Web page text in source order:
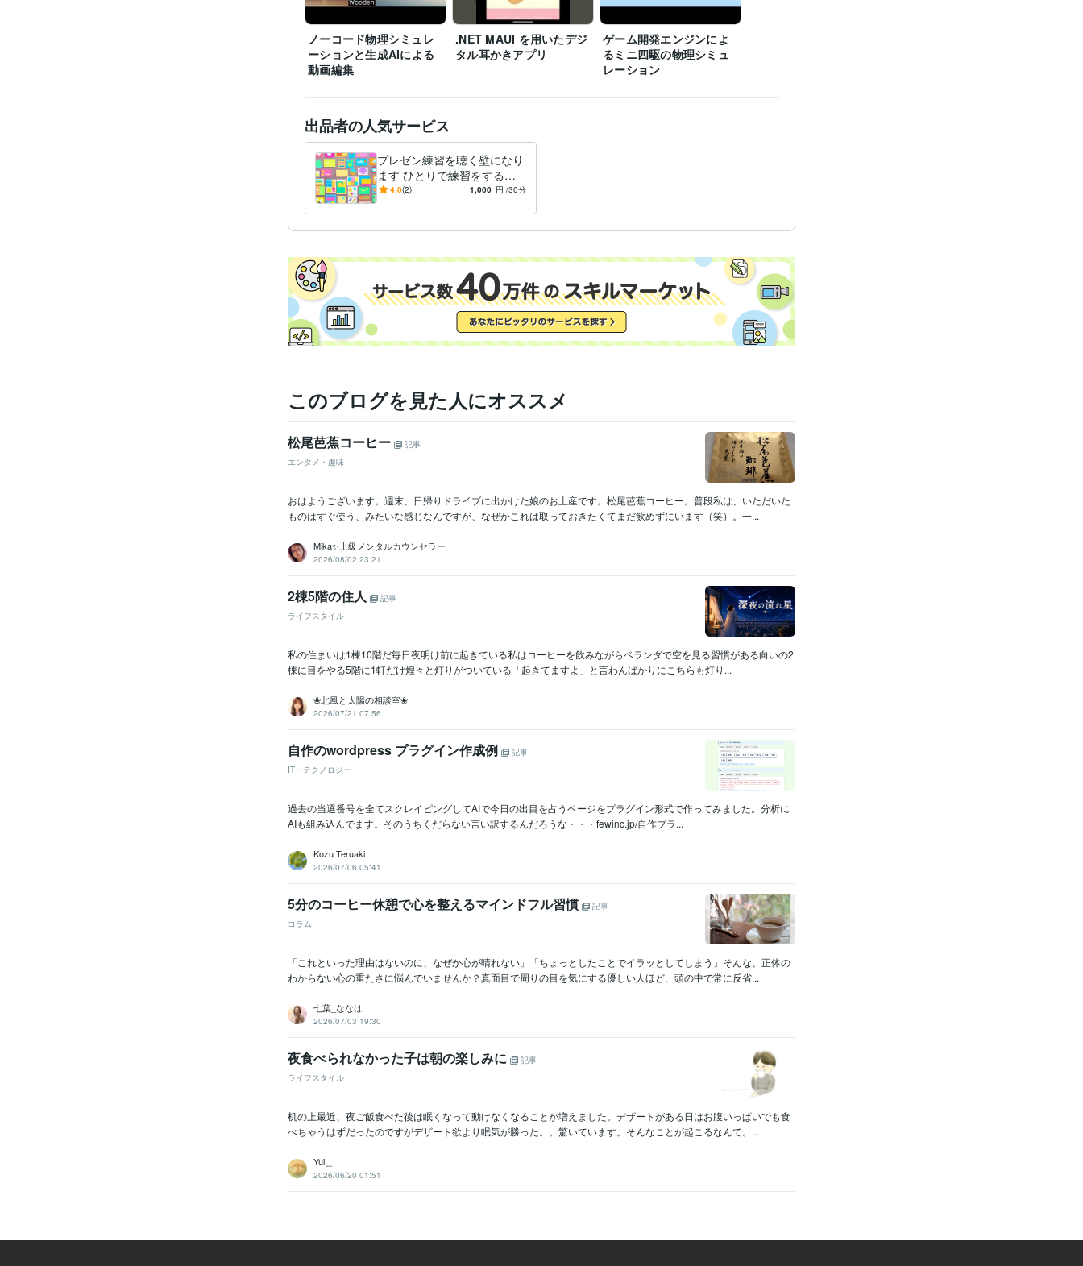
ノーコード物理シミュレ
ーションと生成AIによる
動画編集
.NET MAUI を用いたデジ
タル耳かきアプリ
ゲーム開発エンジンによ
るミニ四駆の物理シミュ
レーション
出品者の人気サービス
プレゼン練習を聴く壁になり
ます ひとりで練習をする、
あなたをサポートします。
4.0(2) 1,000 円 /30分
このブログを見た人にオススメ
松尾芭蕉コーヒー
記事
エンタメ・趣味
おはようございます。週末、日帰りドライブに出かけた娘のお土産です。松尾芭蕉コーヒー。普段私は、いただいた
ものはすぐ使う、みたいな感じなんですが、なぜかこれは取っておきたくてまだ飲めずにいます（笑）。一...
Mika✨上級メンタルカウンセラー
2026/08/02 23:21
2棟5階の住人
記事
ライフスタイル
私の住まいは1棟10階だ毎日夜明け前に起きている私はコーヒーを飲みながらベランダで空を見る習慣がある向いの2
棟に目をやる5階に1軒だけ煌々と灯りがついている「起きてますよ」と言わんばかりにこちらも灯り...
❀北風と太陽の相談室❀
2026/07/21 07:56
自作のwordpress プラグイン作成例
記事
IT・テクノロジー
過去の当選番号を全てスクレイピングしてAIで今日の出目を占うページをプラグイン形式で作ってみました。分析に
AIも組み込んでます。そのうちくだらない言い訳するんだろうな・・・fewinc.jp/自作プラ...
Kozu Teruaki
2026/07/06 05:41
5分のコーヒー休憩で心を整えるマインドフル習慣
記事
コラム
「これといった理由はないのに、なぜか心が晴れない」「ちょっとしたことでイラッとしてしまう」そんな、正体の
わからない心の重たさに悩んでいませんか？真面目で周りの目を気にする優しい人ほど、頭の中で常に反省...
七葉_ななは
2026/07/03 19:30
夜食べられなかった子は朝の楽しみに
記事
ライフスタイル
机の上最近、夜ご飯食べた後は眠くなって動けなくなることが増えました。デザートがある日はお腹いっぱいでも食
べちゃうはずだったのですがデザート欲より眠気が勝った。。驚いています。そんなことが起こるなんて。...
Yui＿
2026/06/20 01:51